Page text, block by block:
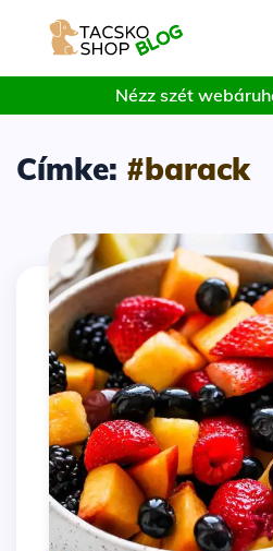
Nézz szét
Címke: #barack